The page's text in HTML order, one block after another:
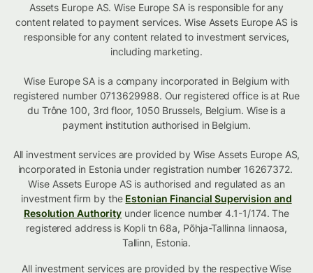
Assets Europe AS. Wise Europe SA is responsible for any
content related to payment services. Wise Assets Europe AS is
responsible for any content related to investment services,
including marketing.
Wise Europe SA is a company incorporated in Belgium with
registered number 0713629988. Our registered office is at Rue
du Trône 100, 3rd floor, 1050 Brussels, Belgium. Wise is a
payment institution authorised in Belgium.
All investment services are provided by Wise Assets Europe AS,
incorporated in Estonia under registration number 16267372.
Wise Assets Europe AS is authorised and regulated as an
investment firm by the Estonian Financial Supervision and
Resolution Authority under licence number 4.1-1/174. The
registered address is Kopli tn 68a, Põhja-Tallinna linnaosa,
Tallinn, Estonia.
All investment services are provided by the respective Wise